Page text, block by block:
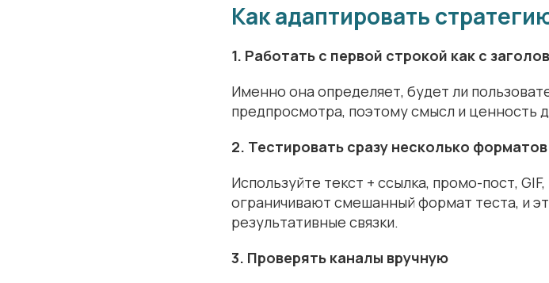
Как адаптировать
1. Работать с первой строкой как с
Именно она определяет, будет ли
предпросмотра, поэтому смысл и ценность
2. Тестировать сразу несколько форматов
Используйте текст + ссылка, промо-пост,
ограничивают смешанный формат теста, и
результативные связки.
3. Проверять каналы вручную